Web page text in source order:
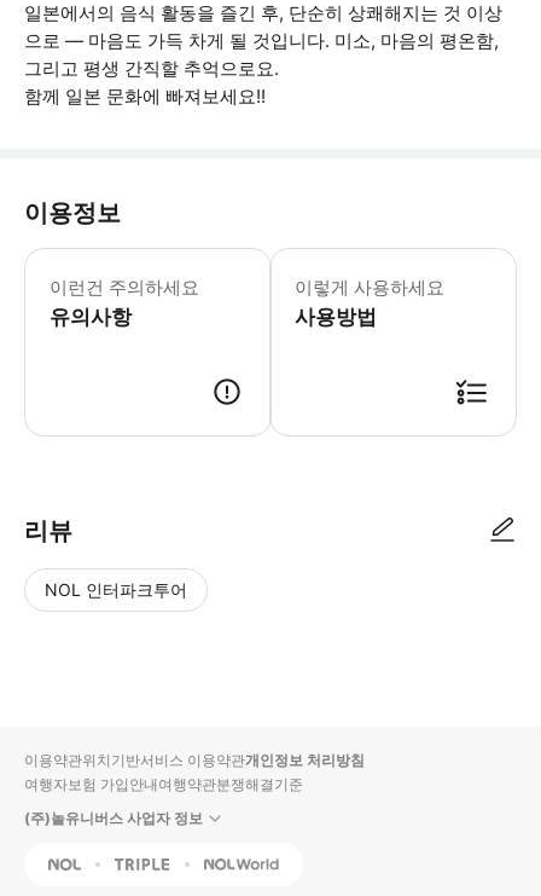
일본에서의 음식 활동을 즐긴 후, 단순히 상쾌해지는 것 이상
으로 — 마음도 가득 차게 될 것입니다. 미소, 마음의 평온함,
그리고 평생 간직할 추억으로요.
함께 일본 문화에 빠져보세요!!
이용정보
이런건 주의하세요
유의사항
* 소요시간 : 60분 (옵션에 따라 소요
이렇게 사용하세요
사용방법
리뷰
NOL 인터파크투어
입니
다.
순
상
이용약관위치기반서비스 이용약관개인정보 처리방침
여행자보험 가입안내여행약관분쟁해결기준
(주)놀유니버스 사업자 정보
NOL Triple Interpark Global